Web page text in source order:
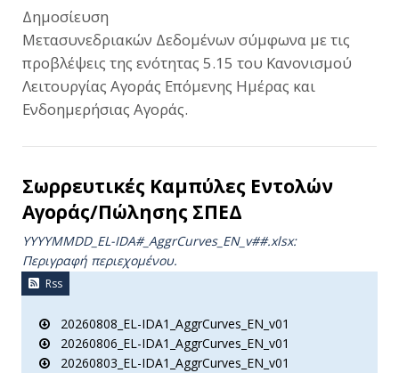
Δημοσίευση
Μετασυνεδριακών Δεδομένων σύμφωνα με τις
προβλέψεις της ενότητας 5.15 του Κανονισμού
Λειτουργίας Αγοράς Επόμενης Ημέρας και
Ενδοημερήσιας Αγοράς.
Σωρρευτικές Καμπύλες Εντολών
Αγοράς/Πώλησης ΣΠΕΔ
YYYYMMDD_EL-IDA#_AggrCurves_ΕΝ_v##.xlsx:
Περιγραφή περιεχομένου.
Rss
20260808_EL-IDA1_AggrCurves_EN_v01
20260806_EL-IDA1_AggrCurves_EN_v01
20260803_EL-IDA1_AggrCurves_EN_v01